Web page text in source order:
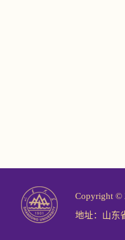
Copyright ©
地址：山东